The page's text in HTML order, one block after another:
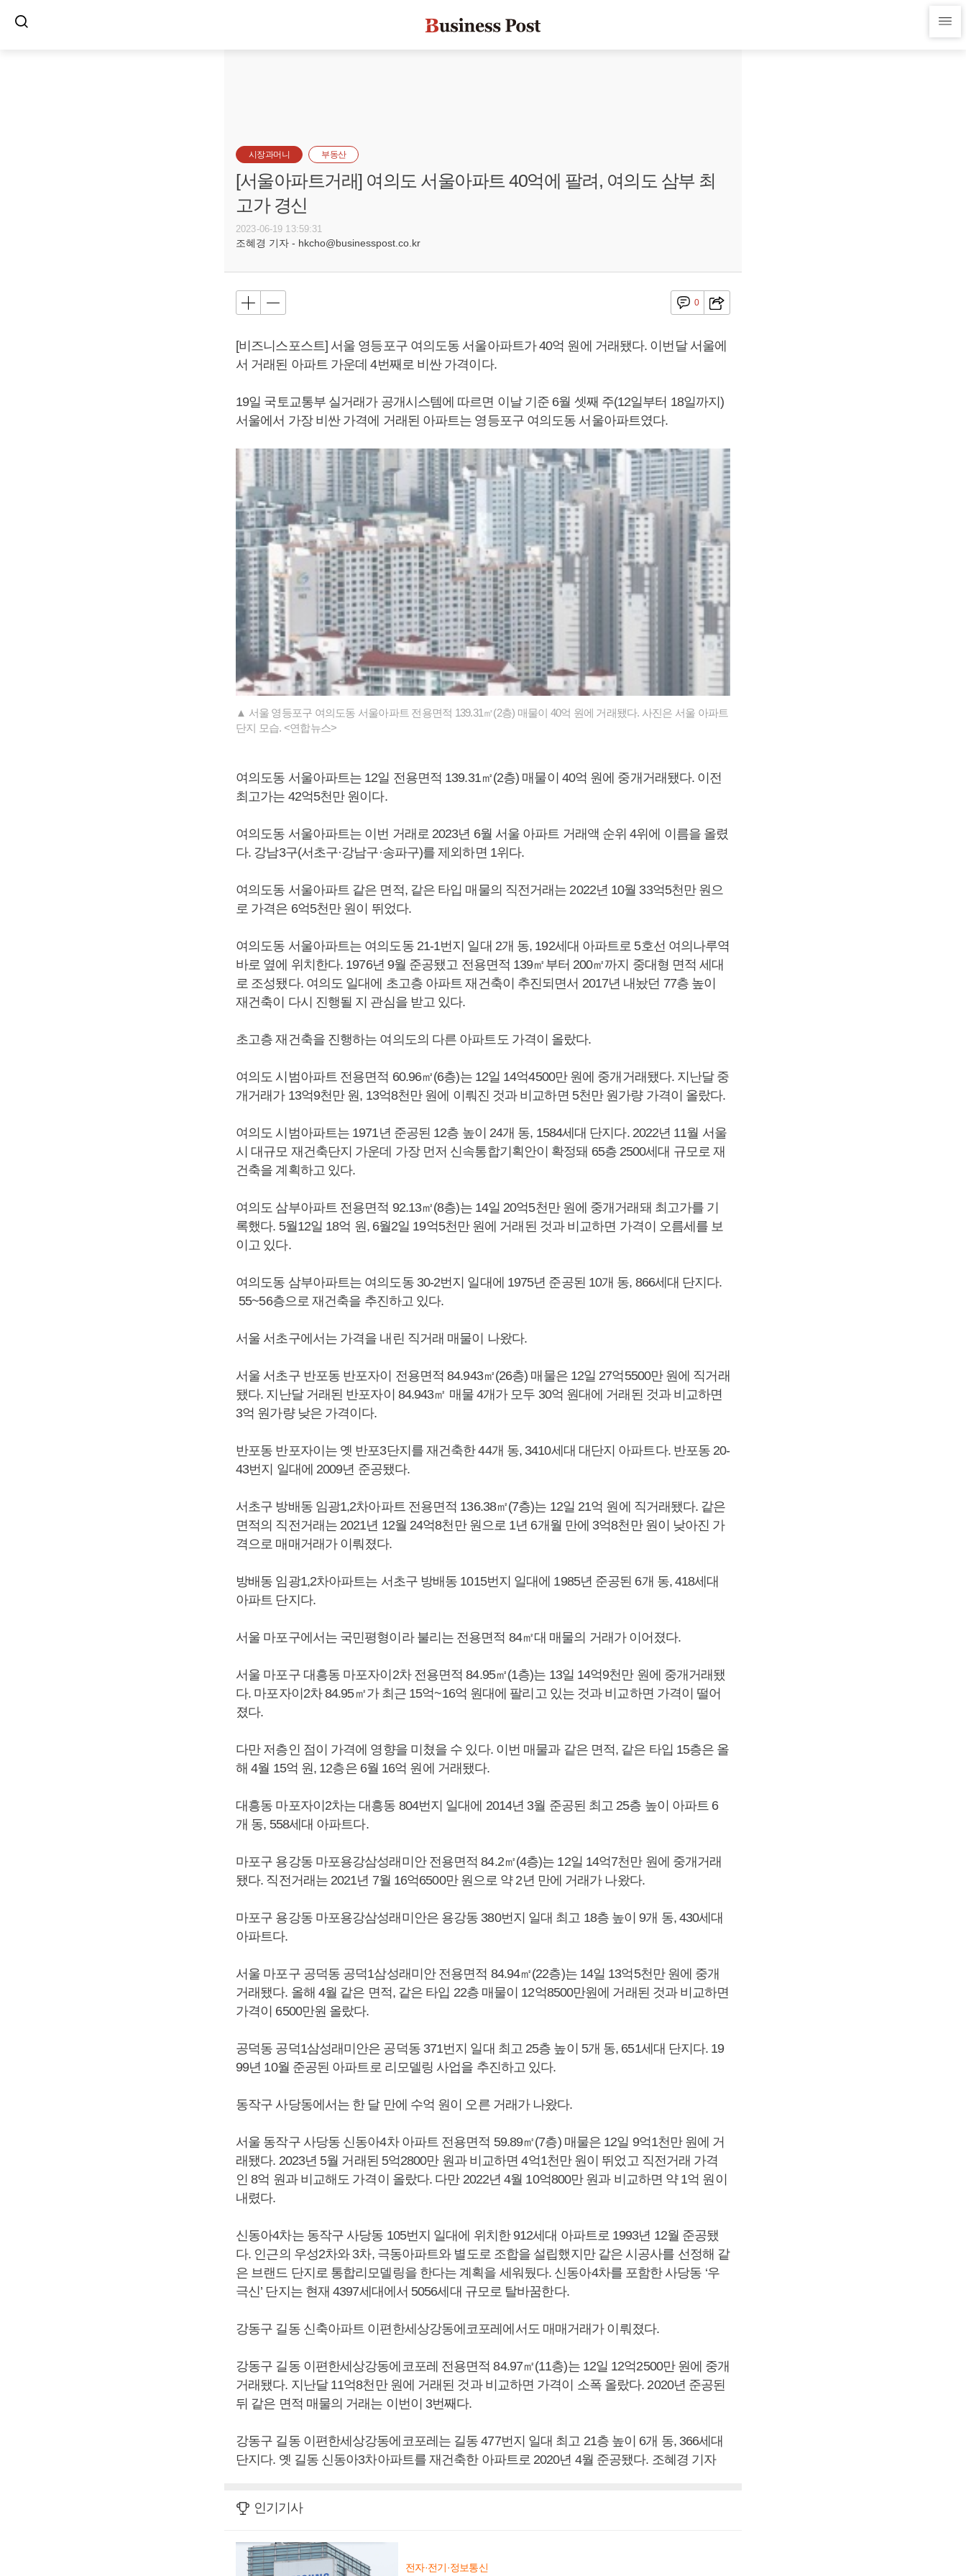
시장과머니 부동산
[서울아파트거래] 여의도 서울아파트 40억에 팔려, 여의도 삼부 최
고가 경신
2023-06-19 13:59:31
조혜경 기자 - hkcho@businesspost.co.kr
0
[비즈니스포스트] 서울 영등포구 여의도동 서울아파트가 40억 원에 거래됐다. 이번달 서울에
서 거래된 아파트 가운데 4번째로 비싼 가격이다.
19일 국토교통부 실거래가 공개시스템에 따르면 이날 기준 6월 셋째 주(12일부터 18일까지)
서울에서 가장 비싼 가격에 거래된 아파트는 영등포구 여의도동 서울아파트였다.
▲ 서울 영등포구 여의도동 서울아파트 전용면적 139.31㎡(2층) 매물이 40억 원에 거래됐다. 사진은 서울 아파트
단지 모습. <연합뉴스>
여의도동 서울아파트는 12일 전용면적 139.31㎡(2층) 매물이 40억 원에 중개거래됐다. 이전
최고가는 42억5천만 원이다.
여의도동 서울아파트는 이번 거래로 2023년 6월 서울 아파트 거래액 순위 4위에 이름을 올렸
다. 강남3구(서초구·강남구·송파구)를 제외하면 1위다.
여의도동 서울아파트 같은 면적, 같은 타입 매물의 직전거래는 2022년 10월 33억5천만 원으
로 가격은 6억5천만 원이 뛰었다.
여의도동 서울아파트는 여의도동 21-1번지 일대 2개 동, 192세대 아파트로 5호선 여의나루역
바로 옆에 위치한다. 1976년 9월 준공됐고 전용면적 139㎡부터 200㎡까지 중대형 면적 세대
로 조성됐다. 여의도 일대에 초고층 아파트 재건축이 추진되면서 2017년 내놨던 77층 높이
재건축이 다시 진행될 지 관심을 받고 있다.
초고층 재건축을 진행하는 여의도의 다른 아파트도 가격이 올랐다.
여의도 시범아파트 전용면적 60.96㎡(6층)는 12일 14억4500만 원에 중개거래됐다. 지난달 중
개거래가 13억9천만 원, 13억8천만 원에 이뤄진 것과 비교하면 5천만 원가량 가격이 올랐다.
여의도 시범아파트는 1971년 준공된 12층 높이 24개 동, 1584세대 단지다. 2022년 11월 서울
시 대규모 재건축단지 가운데 가장 먼저 신속통합기획안이 확정돼 65층 2500세대 규모로 재
건축을 계획하고 있다.
여의도 삼부아파트 전용면적 92.13㎡(8층)는 14일 20억5천만 원에 중개거래돼 최고가를 기
록했다. 5월12일 18억 원, 6월2일 19억5천만 원에 거래된 것과 비교하면 가격이 오름세를 보
이고 있다.
여의도동 삼부아파트는 여의도동 30-2번지 일대에 1975년 준공된 10개 동, 866세대 단지다.
55~56층으로 재건축을 추진하고 있다.
서울 서초구에서는 가격을 내린 직거래 매물이 나왔다.
서울 서초구 반포동 반포자이 전용면적 84.943㎡(26층) 매물은 12일 27억5500만 원에 직거래
됐다. 지난달 거래된 반포자이 84.943㎡ 매물 4개가 모두 30억 원대에 거래된 것과 비교하면
3억 원가량 낮은 가격이다.
반포동 반포자이는 옛 반포3단지를 재건축한 44개 동, 3410세대 대단지 아파트다. 반포동 20-
43번지 일대에 2009년 준공됐다.
서초구 방배동 임광1,2차아파트 전용면적 136.38㎡(7층)는 12일 21억 원에 직거래됐다. 같은
면적의 직전거래는 2021년 12월 24억8천만 원으로 1년 6개월 만에 3억8천만 원이 낮아진 가
격으로 매매거래가 이뤄졌다.
방배동 임광1,2차아파트는 서초구 방배동 1015번지 일대에 1985년 준공된 6개 동, 418세대
아파트 단지다.
서울 마포구에서는 국민평형이라 불리는 전용면적 84㎡대 매물의 거래가 이어졌다.
서울 마포구 대흥동 마포자이2차 전용면적 84.95㎡(1층)는 13일 14억9천만 원에 중개거래됐
다. 마포자이2차 84.95㎡가 최근 15억~16억 원대에 팔리고 있는 것과 비교하면 가격이 떨어
졌다.
다만 저층인 점이 가격에 영향을 미쳤을 수 있다. 이번 매물과 같은 면적, 같은 타입 15층은 올
해 4월 15억 원, 12층은 6월 16억 원에 거래됐다.
대흥동 마포자이2차는 대흥동 804번지 일대에 2014년 3월 준공된 최고 25층 높이 아파트 6
개 동, 558세대 아파트다.
마포구 용강동 마포용강삼성래미안 전용면적 84.2㎡(4층)는 12일 14억7천만 원에 중개거래
됐다. 직전거래는 2021년 7월 16억6500만 원으로 약 2년 만에 거래가 나왔다.
마포구 용강동 마포용강삼성래미안은 용강동 380번지 일대 최고 18층 높이 9개 동, 430세대
아파트다.
서울 마포구 공덕동 공덕1삼성래미안 전용면적 84.94㎡(22층)는 14일 13억5천만 원에 중개
거래됐다. 올해 4월 같은 면적, 같은 타입 22층 매물이 12억8500만원에 거래된 것과 비교하면
가격이 6500만원 올랐다.
공덕동 공덕1삼성래미안은 공덕동 371번지 일대 최고 25층 높이 5개 동, 651세대 단지다. 19
99년 10월 준공된 아파트로 리모델링 사업을 추진하고 있다.
동작구 사당동에서는 한 달 만에 수억 원이 오른 거래가 나왔다.
서울 동작구 사당동 신동아4차 아파트 전용면적 59.89㎡(7층) 매물은 12일 9억1천만 원에 거
래됐다. 2023년 5월 거래된 5억2800만 원과 비교하면 4억1천만 원이 뛰었고 직전거래 가격
인 8억 원과 비교해도 가격이 올랐다. 다만 2022년 4월 10억800만 원과 비교하면 약 1억 원이
내렸다.
신동아4차는 동작구 사당동 105번지 일대에 위치한 912세대 아파트로 1993년 12월 준공됐
다. 인근의 우성2차와 3차, 극동아파트와 별도로 조합을 설립했지만 같은 시공사를 선정해 같
은 브랜드 단지로 통합리모델링을 한다는 계획을 세워뒀다. 신동아4차를 포함한 사당동 ‘우
극신’ 단지는 현재 4397세대에서 5056세대 규모로 탈바꿈한다.
강동구 길동 신축아파트 이편한세상강동에코포레에서도 매매거래가 이뤄졌다.
강동구 길동 이편한세상강동에코포레 전용면적 84.97㎡(11층)는 12일 12억2500만 원에 중개
거래됐다. 지난달 11억8천만 원에 거래된 것과 비교하면 가격이 소폭 올랐다. 2020년 준공된
뒤 같은 면적 매물의 거래는 이번이 3번째다.
강동구 길동 이편한세상강동에코포레는 길동 477번지 일대 최고 21층 높이 6개 동, 366세대
단지다. 옛 길동 신동아3차아파트를 재건축한 아파트로 2020년 4월 준공됐다. 조혜경 기자
인기기사
전자·전기·정보통신